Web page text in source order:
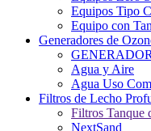
Equipos Tipo
Equipo con
Generadores de
Agua y Aire
Agua Uso
Filtros de Lecho
Filtros Tanque
NextSand